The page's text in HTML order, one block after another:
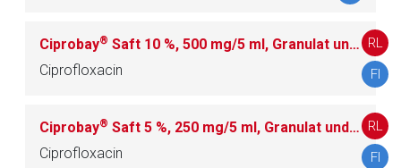
RENDE MITTEL
516
N NERVENSYSTEM
Ciprobay® Saft 10 %, 500 mg/5 ml, Granulat und Lösungsmittel zur Herstellung einer Suspension zum Einnehmen
Ciprofloxacin
RL
FI
Ciprobay® Saft 5 %, 250 mg/5 ml, Granulat und Lösungsmittel zur Herstellung einer Suspension zum Einnehmen
Ciprofloxacin
RL
FI